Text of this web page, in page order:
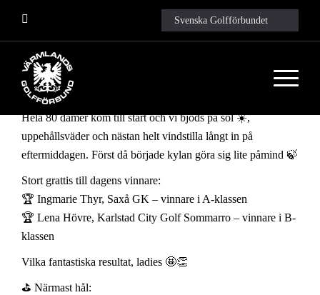
Svenska Golfförbundet
⛳️ Vilken härlig dag vi fick på Forsbacka!
Hela 80 damer kom till start och vi bjöds på sol ☀️,
uppehållsväder och nästan helt vindstilla långt in på
eftermiddagen. Först då började kylan göra sig lite påmind 🍃
Stort grattis till dagens vinnare:
🏆 Ingmarie Thyr, Saxå GK – vinnare i A-klassen
🏆 Lena Hövre, Karlstad City Golf Sommarro – vinnare i B-
klassen
Vilka fantastiska resultat, ladies 🤩👏
⛳️ Närmast hål: